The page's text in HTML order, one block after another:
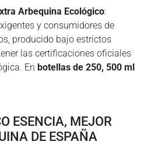
Arbequina Ecológico:
y consumidores de
producido bajo estrictos
las certificaciones oficiales
En botellas de 250, 500 ml
ESENCIA, MEJOR
DE ESPAÑA